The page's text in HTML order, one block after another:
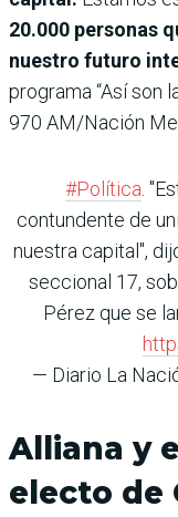
20.000 personas
nuestro futuro
programa “Así son
970 AM/Nación
#Política.
contundente de
nuestra capital",
seccional 17,
Pérez que se
— Diario La
Alliana y
electo de